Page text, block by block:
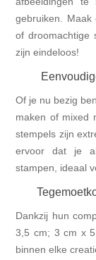
gebruiken. Maak
of droomachtige
zijn eindeloos!
Of je nu bezig
maken of mixed
stempels zijn
ervoor dat je
stampen, ideaal
Dankzij hun
3,5 cm; 3 cm x
binnen elke